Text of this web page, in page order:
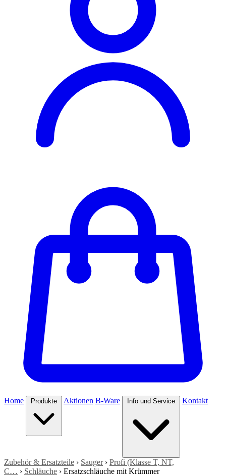
Home Produkte Aktionen B-Ware Info und Service Kontakt
Zubehör & Ersatzteile › Sauger› Profi (Klasse T, NT,
C… › Schläuche › Ersatzschläuche mit Krümmer